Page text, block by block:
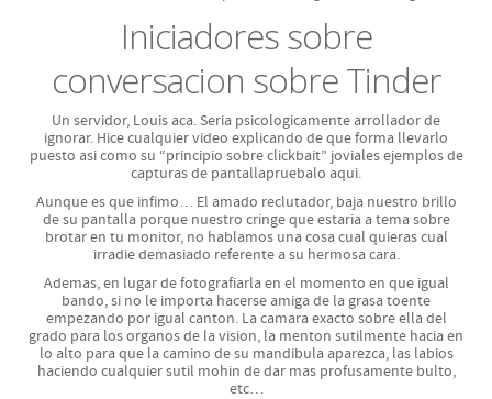
Text Symbols
Chat Slang Glossary
Facebook
- Facebook Smiley Chat Codes
- Fancy Chat Font Generator
- Facebook Emoticon List
Skype
- Skype Emoticon List
Iniciadores sobre
conversacion sobre Tinder
Un servidor, Louis aca. Seri­a psicologicamente arrollador de
ignorar. Hice cualquier video explicando de que forma llevarlo
puesto asi­ como su “principio sobre clickbait” joviales ejemplos de
capturas de pantallapruebalo aqui.
Aunque es que infimo…El amado reclutador, baja nuestro brillo
de su pantalla porque nuestro cringe que estaria a tema sobre
brotar en tu monitor, no hablamos una cosa cual quieras cual
irradie demasiado referente a su hermosa cara.
Ademas, en lugar de fotografiarla en el momento en que igual
bando, si no le importa hacerse amiga de la grasa toente
empezando por igual canton. La camara exacto sobre ella del
grado para los organos de la vision, la menton sutilmente hacia en
lo alto para que la camino de su mandibula aparezca, las labios
haciendo cualquier sutil mohin de dar mas profusamente bulto,
etc…